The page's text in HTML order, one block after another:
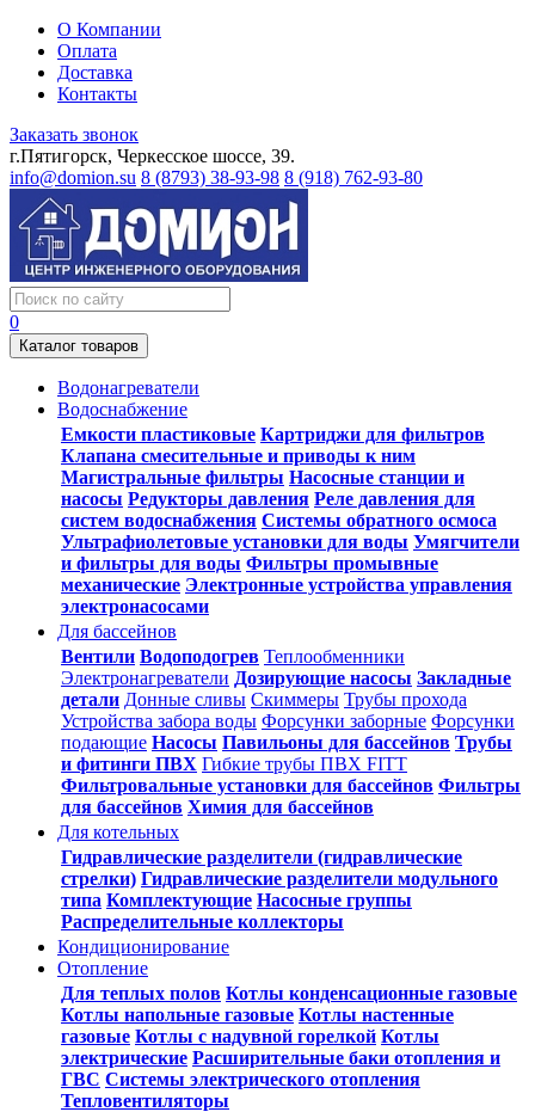
О Компании
Оплата
Доставка
Контакты
Заказать звонок
г.Пятигорск, Черкесское шоссе, 39.
info@domion.su 8 (8793) 38-93-98 8 (918) 762-93-80
0
Каталог товаров
Водонагреватели
Водоснабжение
Емкости пластиковые Картриджи для фильтров
Клапана смесительные и приводы к ним
Магистральные фильтры Насосные станции и
насосы Редукторы давления Реле давления для
систем водоснабжения Системы обратного осмоса
Ультрафиолетовые установки для воды Умягчители
и фильтры для воды Фильтры промывные
механические Электронные устройства управления
электронасосами
Для бассейнов
Вентили Водоподогрев Теплообменники
Электронагреватели Дозирующие насосы Закладные
детали Донные сливы Скиммеры Трубы прохода
Устройства забора воды Форсунки заборные Форсунки
подающие Насосы Павильоны для бассейнов Трубы
и фитинги ПВХ Гибкие трубы ПВХ FITT
Фильтровальные установки для бассейнов Фильтры
для бассейнов Химия для бассейнов
Для котельных
Гидравлические разделители (гидравлические
стрелки) Гидравлические разделители модульного
типа Комплектующие Насосные группы
Распределительные коллекторы
Кондиционирование
Отопление
Для теплых полов Котлы конденсационные газовые
Котлы напольные газовые Котлы настенные
газовые Котлы с надувной горелкой Котлы
электрические Расширительные баки отопления и
ГВС Системы электрического отопления
Тепловентиляторы